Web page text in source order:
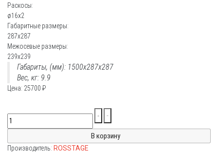
Раскосы:
ø16х2
Габаритные размеры:
287x287
Межосевые размеры:
239x239
Габариты, (мм): 1500x287x287
Вес, кг: 9.9
Цена: 25700 ₽
Производитель: ROSSTAGE